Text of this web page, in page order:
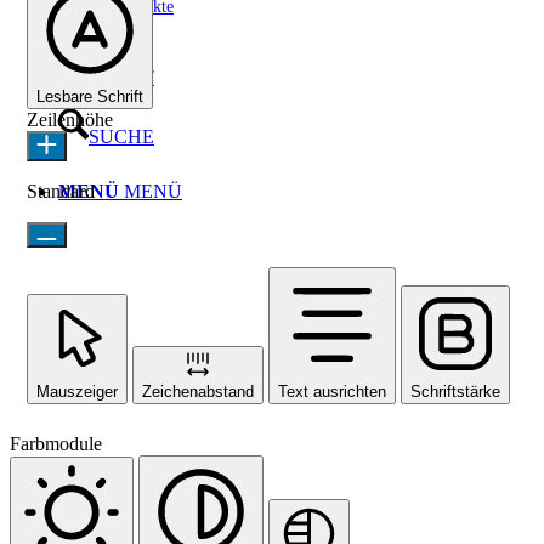
Sozialprojekte
KONTAKT
SUCHE
MENÜ MENÜ
Lesbare Schrift
Zeilenhöhe
Standard
Mauszeiger Zeichenabstand Text ausrichten Schriftstärke
Farbmodule